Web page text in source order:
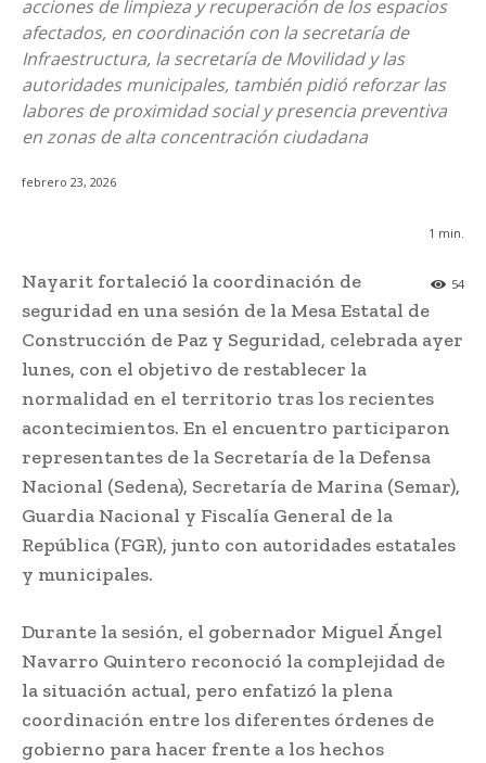
acciones de limpieza y recuperación de los espacios
afectados, en coordinación con la secretaría de
Infraestructura, la secretaría de Movilidad y las
autoridades municipales, también pidió reforzar las
labores de proximidad social y presencia preventiva
en zonas de alta concentración ciudadana
febrero 23, 2026
1 min.
54
Nayarit fortaleció la coordinación de
seguridad en una sesión de la Mesa Estatal de
Construcción de Paz y Seguridad, celebrada ayer
lunes, con el objetivo de restablecer la
normalidad en el territorio tras los recientes
acontecimientos. En el encuentro participaron
representantes de la Secretaría de la Defensa
Nacional (Sedena), Secretaría de Marina (Semar),
Guardia Nacional y Fiscalía General de la
República (FGR), junto con autoridades estatales
y municipales.
Durante la sesión, el gobernador Miguel Ángel
Navarro Quintero reconoció la complejidad de
la situación actual, pero enfatizó la plena
coordinación entre los diferentes órdenes de
gobierno para hacer frente a los hechos